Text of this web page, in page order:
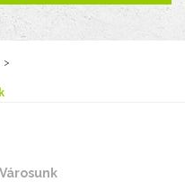
>
Városunk